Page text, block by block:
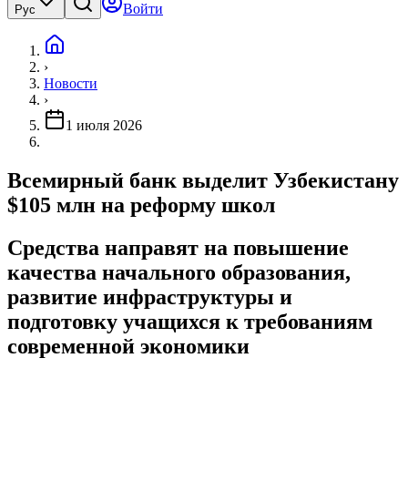
Рус Войти
›
Новости
›
1 июля 2026
Всемирный банк выделит Узбекистану
$105 млн на реформу школ
Средства направят на повышение
качества начального образования,
развитие инфраструктуры и
подготовку учащихся к требованиям
современной экономики